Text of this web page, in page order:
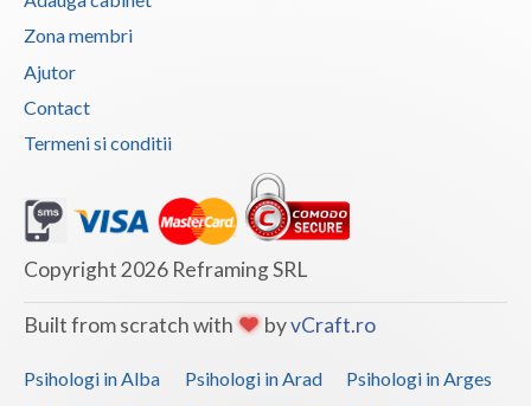
Psihoterapie - Interventie psihoterapeutica in ... (1)
Psihoterapie - Interventie psihoterapeutica in ... (2)
Psihoterapie - Interventie psihoterapeutica in ... (2)
Psihoterapie - Interventie psihoterapeutica in ... (2)
Psihoterapie - Interventie psihoterapeutica in ... (2)
Psihoterapie - Interventie psihoterapeutica in ... (2)
Psihoterapie - Interventie psihoterapeutica in ... (2)
Psihoterapie - Interventie psihoterapeutica in ... (2)
Zona membri
Ajutor
Contact
Termeni si conditii
Copyright 2026 Reframing SRL
Built from scratch with byvCraft.ro
Psihologi in Alba Psihologi in Arad
Psihologi in Arges